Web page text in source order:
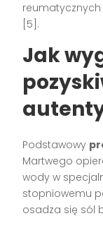
[5].
Jak
Podstawowy
Martwego
wody w
stopniowemu
osadza się sól